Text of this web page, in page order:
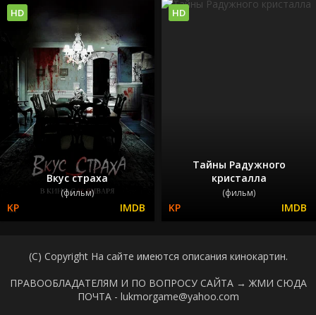
Вкус страха
(фильм)
HD
Тайны Радужного
кристалла
(фильм)
HD
(C) Copyright На сайте имеются описания кинокартин.
ПРАВООБЛАДАТЕЛЯМ И ПО ВОПРОСУ САЙТА → ЖМИ СЮДА
ПОЧТА - lukmorgame@yahoo.com